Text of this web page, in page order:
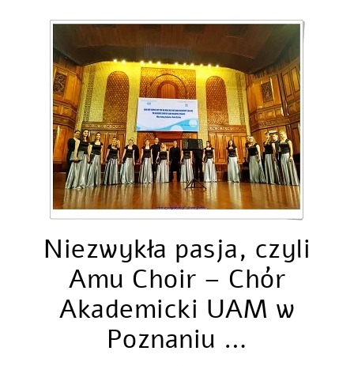
Niezwykła pasja, czyli
Amu Choir – Chór
Akademicki UAM w
Poznaniu …